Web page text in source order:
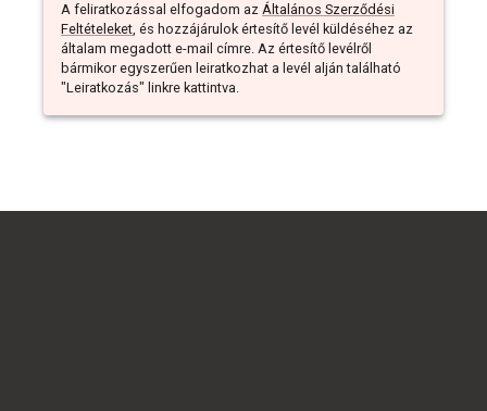
A feliratkozással elfogadom az Általános Szerződési
Feltételeket, és hozzájárulok értesítő levél küldéséhez az
általam megadott e-mail címre. Az értesítő levélről
bármikor egyszerűen leiratkozhat a levél alján található
"Leiratkozás" linkre kattintva.